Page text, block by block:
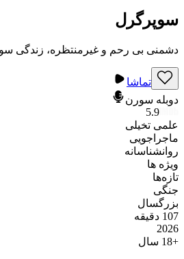
سوپرگرل
دشمنی بی رحم و غیرمنتظره، زندگی
تماشا
دوبله سورن
5.9
علمی تخیلی
ماجراجویی
روانشناسانه
ویژه ها
تازه‌ها
جنگی
بزرگسال
107 دقیقه
2026
+
18 سال